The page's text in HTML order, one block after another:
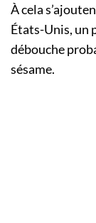
À cela
États-Unis, un
débouche
sésame.